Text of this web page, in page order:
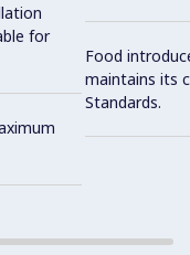
for
Food
maintains its
Standards.